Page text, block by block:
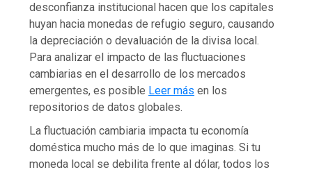
desconfianza institucional hacen que los capitales
huyan hacia monedas de refugio seguro, causando
la depreciación o devaluación de la divisa local.
Para analizar el impacto de las fluctuaciones
cambiarias en el desarrollo de los mercados
emergentes, es posible Leer más en los
repositorios de datos globales.
La fluctuación cambiaria impacta tu economía
doméstica mucho más de lo que imaginas. Si tu
moneda local se debilita frente al dólar, todos los